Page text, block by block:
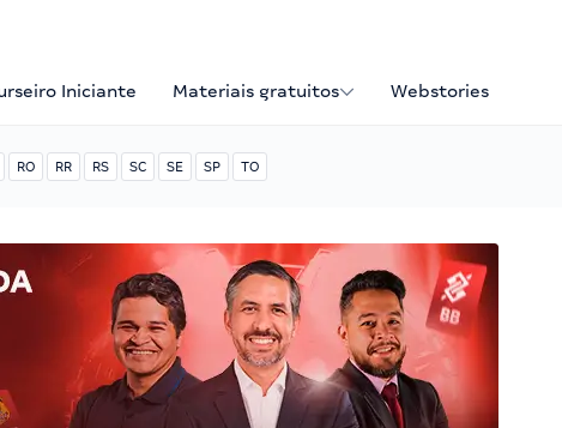
Iniciante Materiais gratuitos Webstories
RO RR RS SC SE SP TO